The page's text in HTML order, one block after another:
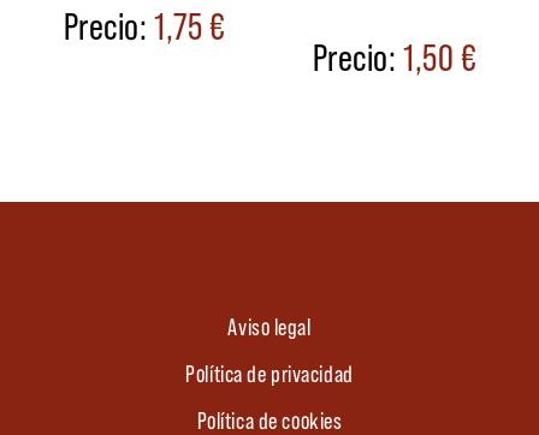
1,75€
1,50€
Aviso legal
Política de privacidad
Política de cookies